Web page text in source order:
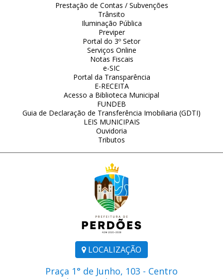
LOCALIZAÇÃO
Praça 1° de Junho, 103 - Centro
Prestação de Contas / Subvenções
Trânsito
Iluminação Pública
Previper
Portal do 3º Setor
Serviços Online
Notas Fiscais
e-SIC
Portal da Transparência
E-RECEITA
Acesso a Biblioteca Municipal
FUNDEB
Guia de Declaração de Transferência Imobiliaria (GDTI)
LEIS MUNICIPAIS
Ouvidoria
Tributos